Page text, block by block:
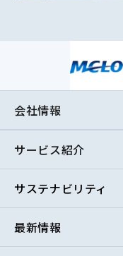
会社情報
サービス紹介
サステナビリティ
最新情報